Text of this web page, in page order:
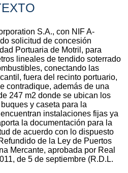
S.A., con NIF A-
solicitud de concesión
Portuaria de Motril, para
lineales de tendido soterrado
conectando las
fuera del recinto portuario,
contradique, además de una
247 m2 donde se ubican los
y caseta para la
instalaciones fijas ya
la documentación para la
de acuerdo con lo dispuesto
de la Ley de Puertos
Mercante, aprobada por Real
de 5 de septiembre (R.D.L.